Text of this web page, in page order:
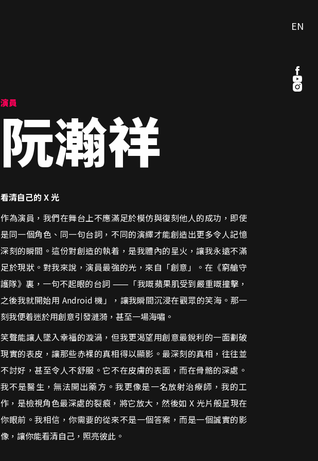
演員
阮瀚祥
看清自己的 X 光
作為演員，我們在舞台上不應滿足於模仿與復刻他人的成功，即使
是同一個角色、同一句台詞，不同的演繹才能創造出更多令人記憶
深刻的瞬間。這份對創造的執着，是我體內的星火，讓我永遠不滿
足於現狀。對我來說，演員最強的光，來自「創意」。在《窮艙守
護隊》裏，一句不起眼的台詞 ⸺「我嘅蘋果肌受到嚴重嘅撞擊，
之後我就開始用 Android 機」，讓我瞬間沉浸在觀眾的笑海。那一
刻我便着迷於用創意引發漣漪，甚至一場海嘯。
笑聲能讓人墜入幸福的漩渦，但我更渴望用創意最銳利的一面劃破
現實的表皮，讓那些赤裸的真相得以顯影。最深刻的真相，往往並
不討好，甚至令人不舒服。它不在皮膚的表面，而在骨骼的深處。
我不是醫生，無法開出藥方。我更像是一名放射治療師，我的工
作，是檢視角色最深處的裂痕，將它放大，然後如 X 光片般呈現在
你眼前。我相信，你需要的從來不是一個答案，而是一個誠實的影
像，讓你能看清自己，照亮彼此。
EN